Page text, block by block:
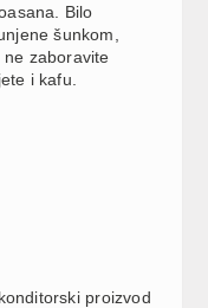
Bilo
šunkom,
zaboravite
i kafu.
proizvod